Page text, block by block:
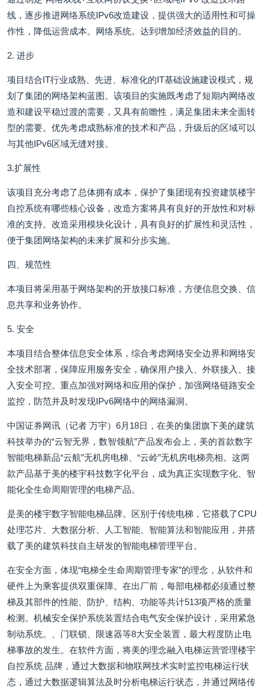
线，逐步推进网络系统IPv6改造建设，提供强大的适用性和可操
作性，降低运营成本。网络系统。达到增加经济效益的目的。
2. 进步
项目结合IT行业成熟、先进、标准化的IT基础设施建设模式，规
划了集团的网络架构蓝图。该项目的实施既考虑了短期内网络改
造和建设平稳过渡的需要，又具有前瞻性，满足集团未来全面转
型的需要。优先考虑成熟标准的技术和产品，升级后的区域可以
与其他IPv6区域无缝对接。
3.扩展性
该项目充分考虑了总体拥有成本，保护了集团现有投资建筑楼宇
自控系统有哪些核心设备，改造方案将具有良好的开放性和对标
准的支持。改造采用模块化设计，具有良好的扩展性和灵活性，
便于集团网络架构的未来扩展和分步实施。
四、规范性
本项目将采用基于网络架构的开放接口标准，方便信息交换、信
息共享和业务协作。
5. 安全
本项目结合整体信息安全体系，综合考虑网络安全边界和网络安
全技术部署，保障应用服务安全，确保用户接入、外联接入、接
入安全可控。重点加强对网络和应用的保护，加强网络链路安全
监控，防范并及时发现IPv6网络中的网络漏洞。
中国证券网讯（记者 万宇）6月18日，在美的集团旗下美的建筑
科技举办的“云智无界，数智领航”产品发布会上，美的首款数字
智能电梯新品“云航”无机房电梯、“云岭”无机房电梯亮相。这两
款产品基于美的楼宇科技数字化平台，成为真正实现数字化、智
能化全生命周期管理的电梯产品。
是美的楼宇数字智能电梯品牌。区别于传统电梯，它搭载了CPU
处理芯片、大数据分析、人工智能、智能算法和智能应用，并搭
载了美的建筑科技自主研发的智能电梯管理平台。
在安全方面，体现“电梯全生命周期管理专家”的理念，从软件和
硬件上为乘客提供双重保障。在出厂前，每部电梯都必须通过整
梯及其部件的性能、防护、结构、功能等共计513项严格的质量
检测。机械安全保护系统装置结合电气安全保护设计，采用紧急
制动系统。、门联锁、限速器等8大安全装置，最大程度防止电
梯事故的发生。在软件方面，将美的理念融入电梯运营管理楼宇
自控系统 品牌，通过大数据和物联网技术实时监控电梯运行状
态，通过大数据逻辑算法及时分析电梯运行状态，并通过网络传